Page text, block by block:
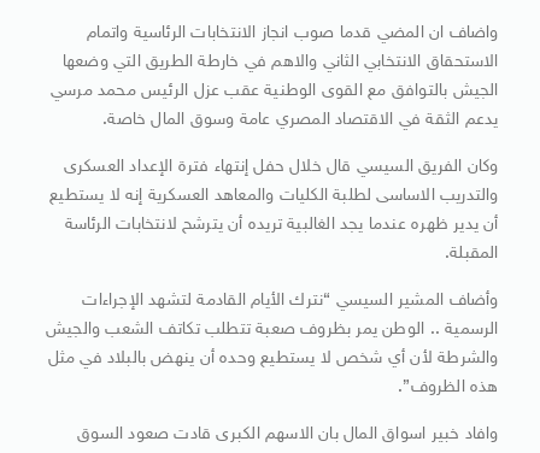
واضاف ان المضي قدما صوب انجاز الانتخابات الرئاسية واتمام
الاستحقاق الانتخابي الثاني والاهم في خارطة الطريق التي وضعها
الجيش بالتوافق مع القوى الوطنية عقب عزل الرئيس محمد مرسي
يدعم الثقة في الاقتصاد المصري عامة وسوق المال خاصة.
وكان الفريق السيسي قال خلال حفل إنتهاء فترة الإعداد العسكرى
والتدريب الاساسى لطلبة الكليات والمعاهد العسكرية إنه لا يستطيع
أن يدير ظهره عندما يجد الغالبية تريده أن يترشح لانتخابات الرئاسة
المقبلة.
وأضاف المشير السيسي “نترك الأيام القادمة لتشهد الإجراءات
الرسمية .. الوطن يمر بظروف صعبة تتطلب تكاتف الشعب والجيش
والشرطة لأن أي شخص لا يستطيع وحده أن ينهض بالبلاد في مثل
هذه الظروف”.
وافاد خبير اسواق المال بان الاسهم الكبرى قادت صعود السوق